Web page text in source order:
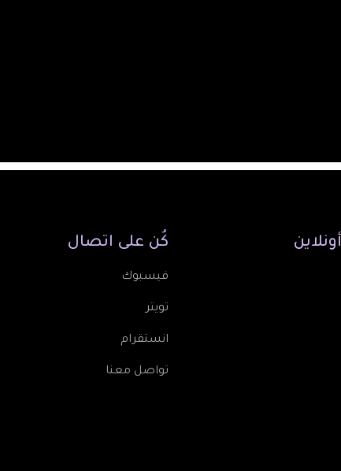
أونلاين كُن على اتصال
فيسبوك
تويتر
انستقرام
تواصل معنا